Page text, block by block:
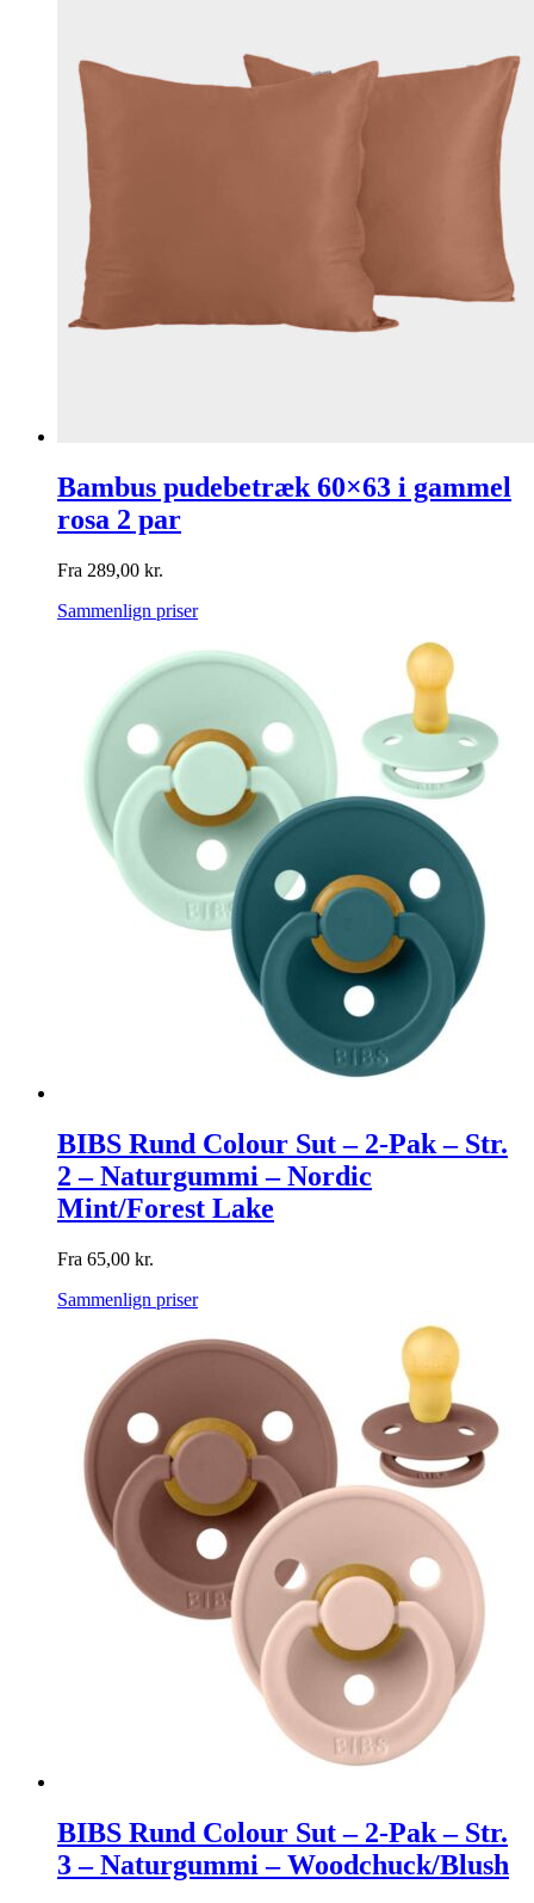
Bambus pudebetræk 60×63 i gammel
rosa 2 par
Fra 289,00 kr.
Sammenlign priser
BIBS Rund Colour Sut – 2-Pak – Str.
2 – Naturgummi – Nordic
Mint/Forest Lake
Fra 65,00 kr.
Sammenlign priser
BIBS Rund Colour Sut – 2-Pak – Str.
3 – Naturgummi – Woodchuck/Blush